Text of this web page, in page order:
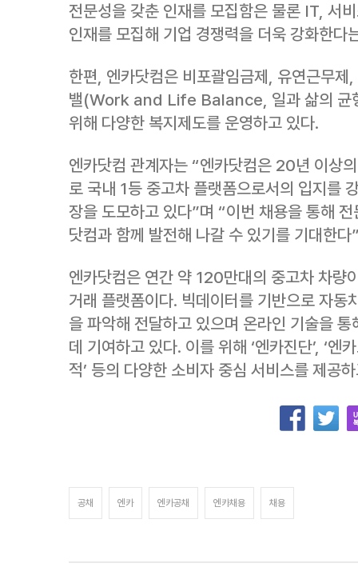
전문성을 갖춘 인재를 모집함은 물론 IT, 서
인재를 모집해 기업 경쟁력을 더욱 강화한다
한편, 엔카닷컴은 비포괄임금제, 유연근무
밸(Work and Life Balance, 일과 삶의 균
위해 다양한 복지제도를 운영하고 있다.
엔카닷컴 관계자는 “엔카닷컴은 20년 이상
로 국내 1등 중고차 플랫폼으로서의 입지를
장을 도모하고 있다”며 “이번 채용을 통해
닷컴과 함께 발전해 나갈 수 있기를 기대한다
엔카닷컴은 연간 약 120만대의 중고차 차량
거래 플랫폼이다. 빅데이터를 기반으로 자동
을 파악해 전달하고 있으며 온라인 기술을
데 기여하고 있다. 이를 위해 ‘엔카진단’, ‘엔
적’ 등의 다양한 소비자 중심 서비스를 제공
공채 엔카 엔카공채 엔카채용 채용